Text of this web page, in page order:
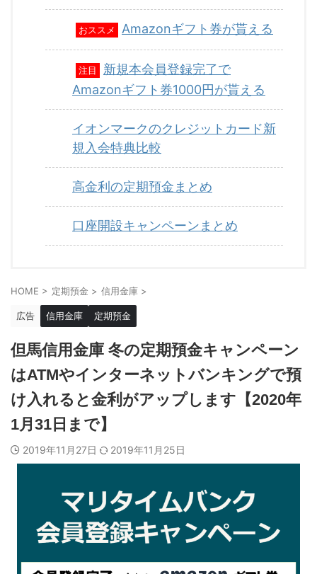
おススメ Amazonギフト券が貰える
注目
新規本会員登録完了で
Amazonギフト券1000円が貰える
イオンマークのクレジットカード新
規入会特典比較
高金利の定期預金まとめ
口座開設キャンペーンまとめ
HOME > 定期預金 > 信用金庫 >
広告 信用金庫 定期預金
但馬信用金庫 冬の定期預金キャンペーン
はATMやインターネットバンキングで預
け入れると金利がアップします【2020年
1月31日まで】
2019年11月27日 2019年11月25日